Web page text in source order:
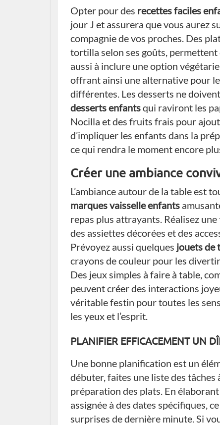
Opter pour des recettes faciles
jour J et assurera que vous aurez
compagnie de vos proches. Des
tortilla selon ses goûts, permettent
aussi à inclure une option
offrant ainsi une alternative pour
différentes. Les desserts ne
desserts enfantsqui raviront les
Nocilla et des fruits frais pour
d’impliquer les enfants dans la
ce qui rendra le moment encore
Créer une ambiance
L’ambiance autour de la table est
marques vaisselle enfants
repas plus attrayants. Réalisez
des assiettes décorées et des
Prévoyez aussi quelques jouets de
crayons de couleur pour les
Des jeux simples à faire à table,
peuvent créer des interactions
véritable festin pour toutes les
les yeux et l’esprit.
PLANIFIER EFFICACEMENT UN
Une bonne planification est un
débuter, faites une liste des tâches
préparation des plats. En
assignée à des dates spécifiques,
surprises de dernière minute. Si